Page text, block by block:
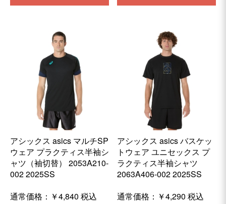
アシックス asics マルチSP
ウェア プラクティス半袖シ
ャツ（袖切替） 2053A210-
002 2025SS
通常価格： ￥4,840 税込
アシックス asics バスケッ
トウェア ユニセックス プ
ラクティス半袖シャツ
2063A406-002 2025SS
通常価格： ￥4,290 税込